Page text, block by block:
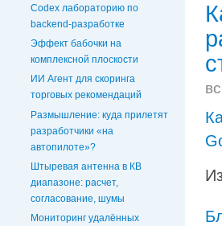
Codex лабораторию по
backend-разработке
Эффект бабочки на
комплексной плоскости
ИИ Агент для скоринга
торговых рекомендаций
Размышление: куда прилетят
разработчики «на
автопилоте»?
Штыревая антенна в КВ
диапазоне: расчет,
согласование, шумы
Мониторинг удалённых